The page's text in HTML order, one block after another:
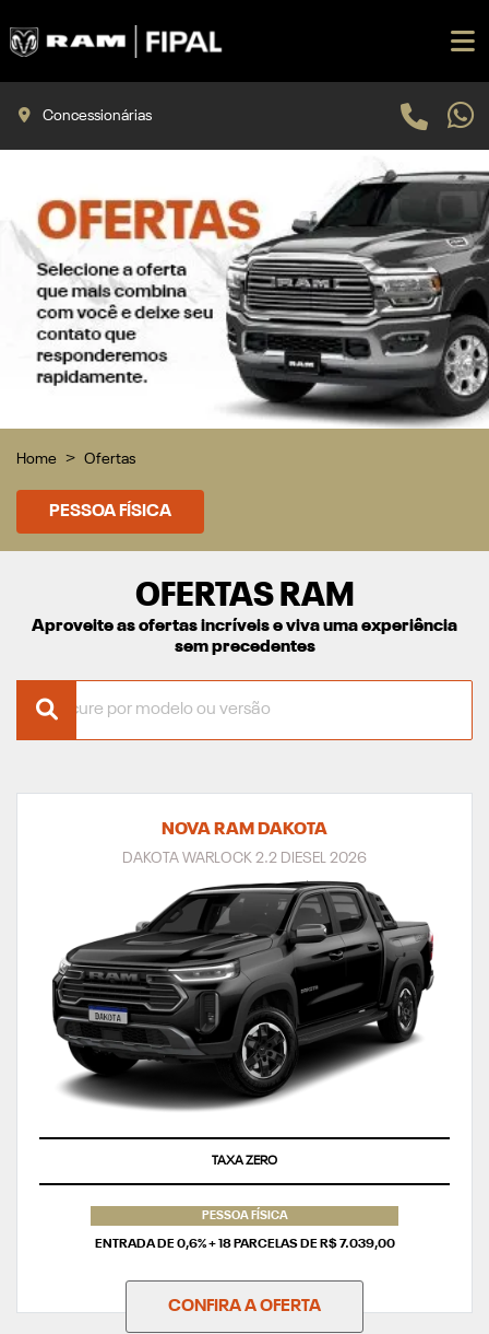
Concessionárias
Home Ofertas
PESSOA FÍSICA
OFERTAS RAM
Aproveite as ofertas incríveis e viva uma experiência
sem precedentes
NOVA RAM DAKOTA
DAKOTA WARLOCK 2.2 DIESEL 2026
SUPERVALORIZAÇÃO DO SEU SEMINOVO
PESSOA FÍSICA
ENTRADA DE 0,6% + 18 PARCELAS DE R$ 7.039,00
CONFIRA A OFERTA